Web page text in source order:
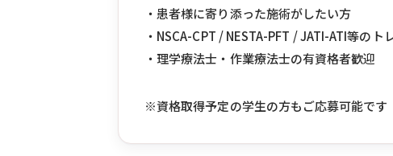
・患者様に寄り添った施術がしたい方
・NSCA-CPT / NESTA-PFT / JATI-ATI等のト
・理学療法士・作業療法士の有資格者歓迎
※資格取得予定の学生の方もご応募可能です